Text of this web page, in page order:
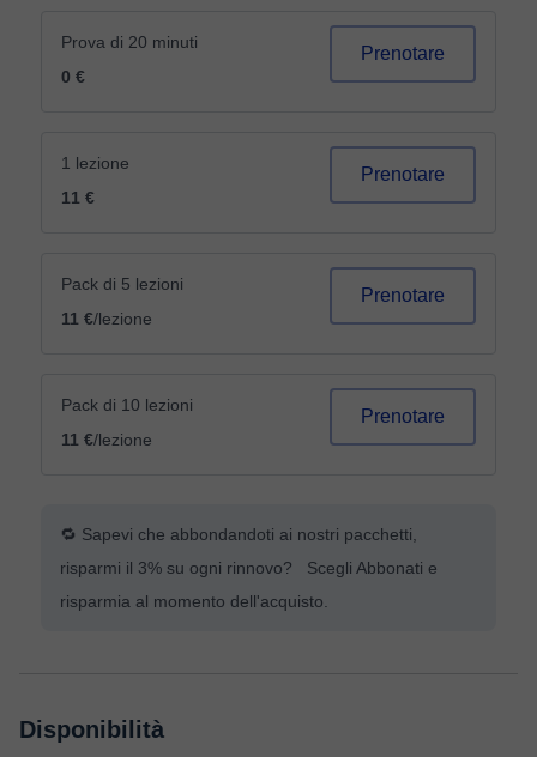
Prova di 20 minuti
0 €
Prenotare
1 lezione
11 €
Prenotare
Pack di 5 lezioni
11 €/lezione
Prenotare
Pack di 10 lezioni
11 €/lezione
Prenotare
🔁 Sapevi che abbondandoti ai nostri pacchetti,
risparmi il 3% su ogni rinnovo? Scegli Abbonati e
risparmia al momento dell'acquisto.
Disponibilità